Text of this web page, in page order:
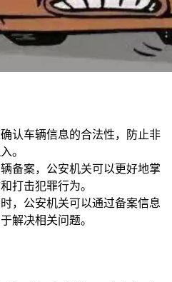
认车辆信息的合法性，防止非
。
备案，公安机关可以更好地掌
打击犯罪行为。
，公安机关可以通过备案信息
解决相关问题。